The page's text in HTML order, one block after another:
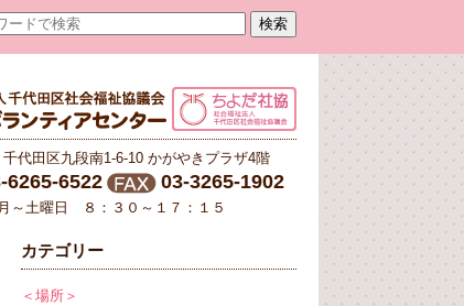
千代田区九段南1-6-10 かがやきプラザ4階
6265-6522 03-3265-1902
～土曜日 ８：３０～１７：１５
カテゴリー
＜場所＞